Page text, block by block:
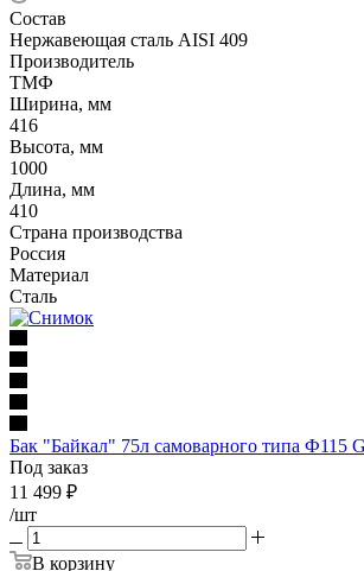
Состав
Нержавеющая сталь AISI 409
Производитель
ТМФ
Ширина, мм
416
Высота, мм
1000
Длина, мм
410
Страна производства
Россия
Материал
Сталь
Бак "Байкал" 75л самоварного типа
Под заказ
11 499 ₽
/шт
В корзину